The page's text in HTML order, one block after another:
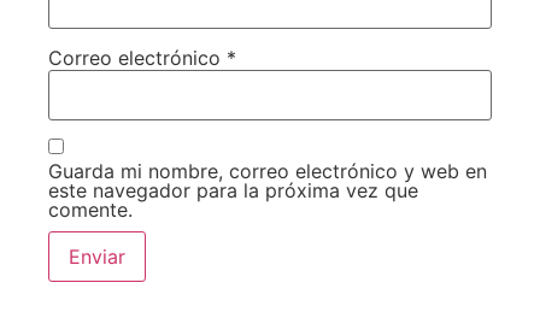
Correo electrónico *
Guarda mi nombre, correo electrónico y web en
este navegador para la próxima vez que
comente.